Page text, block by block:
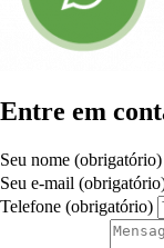
Entre em
Seu nome (obrigatório)
Seu e-mail
Telefone (obrigatório)